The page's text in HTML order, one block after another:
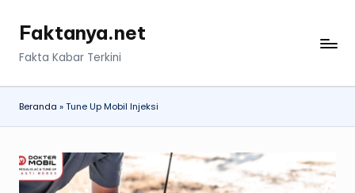
Faktanya.net
Fakta Kabar Terkini
Beranda »Tune Up Mobil Injeksi